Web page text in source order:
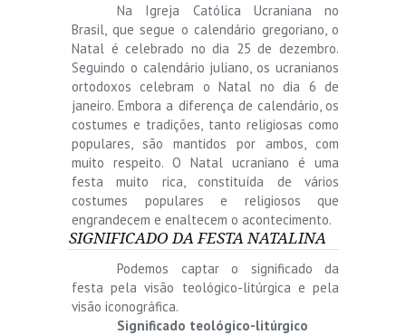
Na Igreja Católica Ucraniana no
Brasil, que segue o calendário gregoriano, o
Natal é celebrado no dia 25 de dezembro.
Seguindo o calendário juliano, os ucranianos
ortodoxos celebram o Natal no dia 6 de
janeiro. Embora a diferença de calendário, os
costumes e tradições, tanto religiosas como
populares, são mantidos por ambos, com
muito respeito. O Natal ucraniano é uma
festa muito rica, constituída de vários
costumes populares e religiosos que
engrandecem e enaltecem o acontecimento.
SIGNIFICADO DA FESTA NATALINA
Podemos captar o significado da
festa pela visão teológico-litúrgica e pela
visão iconográfica.
Significado teológico-litúrgico